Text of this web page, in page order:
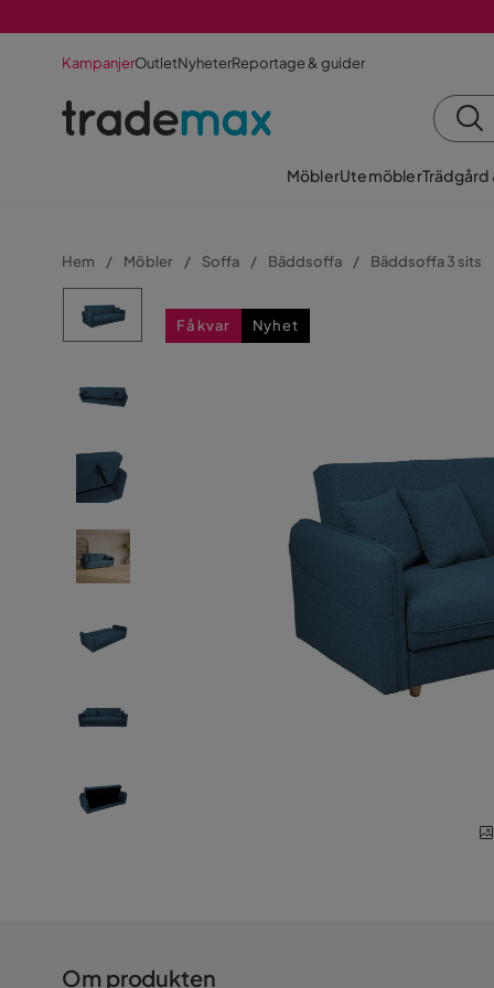
KampanjerOutletNyheterReportage & guider
MöblerUtemöblerTrädgård
Hem Möbler Soffa Bäddsoffa Bäddsoffa 3 sits
Få kvar Nyhet
Om produkten